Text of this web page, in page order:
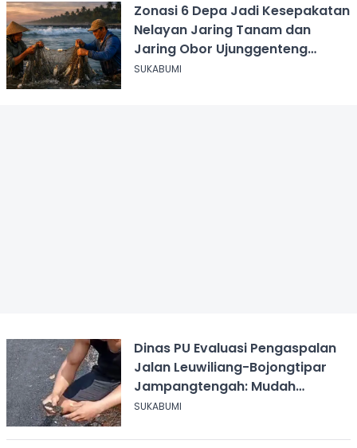
Zonasi 6 Depa Jadi Kesepakatan
Nelayan Jaring Tanam dan
Jaring Obor Ujunggenteng
Sukabumi
SUKABUMI
Dinas PU Evaluasi Pengaspalan
Jalan Leuwiliang-Bojongtipar
Jampangtengah: Mudah
Mengelupas
SUKABUMI